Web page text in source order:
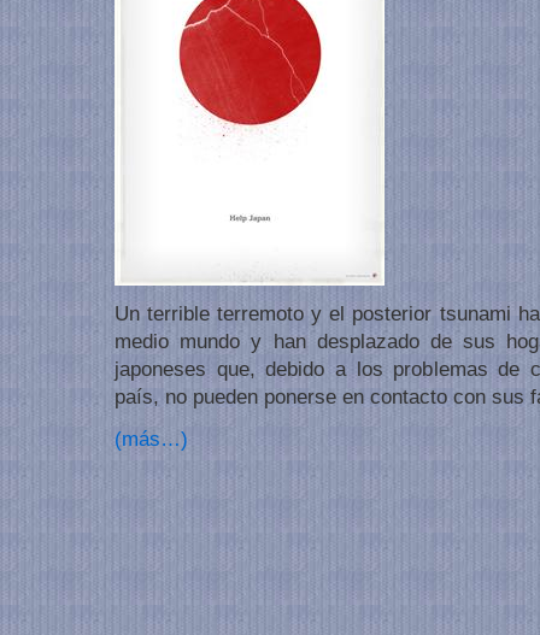
Un terrible terremoto y el posterior tsunami
medio mundo y han desplazado de sus
japoneses que, debido a los problemas de
país, no pueden ponerse en contacto con sus
(más…)